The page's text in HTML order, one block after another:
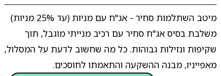
מיטב השתלמות סחיר - אג"ח עם מניות (עד 25% מניות)
משלבת בסיס אג"ח סחיר עם רכיב מנייתי מוגבל, תוך
שקיפות ונזילות גבוהות. כל מה שחשוב לדעת על המסלול,
מאפייניו, מבנה ההשקעה והתאמתו לחוסכים.